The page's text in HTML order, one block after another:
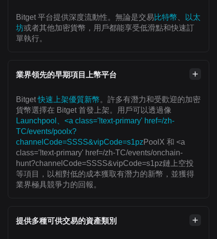
Bitget 平台提供深度流動性。無論是交易比特幣
以太
坊或者其他加密貨幣，用戶都能享受低滑點和快速訂
單執行。
業界領先的早期項目上幣平台
Bitget快速上架優質新幣。許多有潛力和受歡迎的加密
貨幣選擇在 Bitget 首發上架。用戶可以透過像
Launchpool、<a class='!text-primary' href=/zh-
TC/events/poolx?
channelCode=SSSS&vipCode=s1pzPoolX 和 <a
class='!text-primary' href=/zh-TC/events/onchain-
hunt?channelCode=SSSS&vipCode=s1pz鏈上空投
等項目，以相對低的成本獲取有潛力的新幣，並獲得
業界極具競爭力的回報。
提供多種可供交易的資產類別